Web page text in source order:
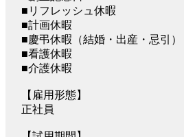
■リフレッシュ休暇
■計画休暇
■慶弔休暇（結婚・出産・忌引）
■看護休暇
■介護休暇
【雇用形態】
正社員